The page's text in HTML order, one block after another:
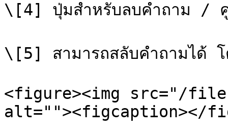
\[4] ปุ่มสำหรับลบคำถาม /
\[5] สามารถสลับคำถามได้ โ
<figure><img src="/files/
alt=""><figcaption></